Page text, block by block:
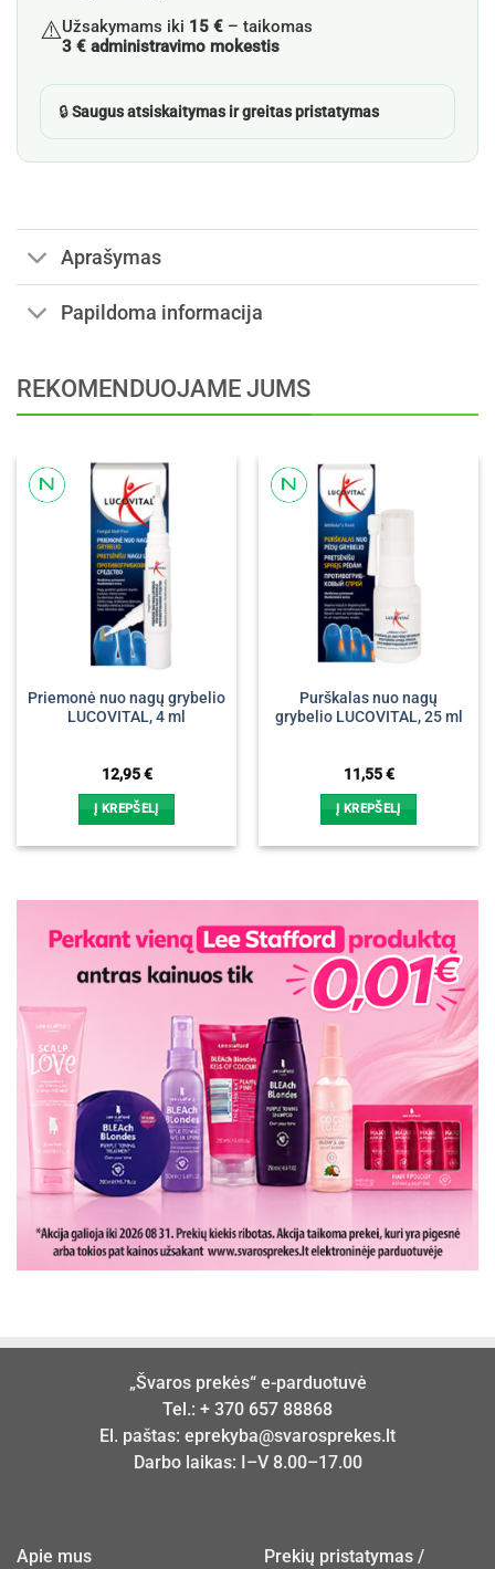
⚠️Užsakymams iki 15 € – taikomas
3 € administravimo mokestis
🔒Saugus atsiskaitymas ir greitas pristatymas
Aprašymas
Papildoma informacija
REKOMENDUOJAME JUMS
Priemonė nuo nagų grybelio
LUCOVITAL, 4 ml
12,95€
Į KREPŠELĮ
Purškalas nuo nagų
grybelio LUCOVITAL, 25 ml
11,55€
Į KREPŠELĮ
„Švaros prekės“ e-parduotuvė
Tel.: + 370 657 88868
El. paštas: eprekyba@svarosprekes.lt
Darbo laikas: I–V 8.00–17.00
Apie mus
Prekių pristatymas /